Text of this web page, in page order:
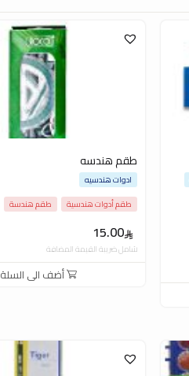
طقم هندسه
15.00
ادوات هندسيه
طقم أدوات هندسية
طقم هندسة
شامل ضريبة القيمة المضافة
أضف الى السلة